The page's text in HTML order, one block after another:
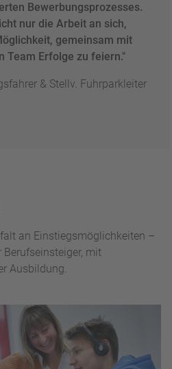
Bewerbungsprozesses.
nur die Arbeit an sich,
gemeinsam mit
Team Erfolge zu feiern."
& Stellv. Fuhrparkleiter
an Einstiegsmöglichkeiten –
mit
Ausbildung.